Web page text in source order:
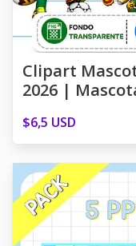
Clipart
2026 |
$6,5 USD